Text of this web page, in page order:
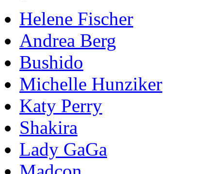
Helene Fischer
Andrea Berg
Bushido
Michelle Hunziker
Katy Perry
Shakira
Lady GaGa